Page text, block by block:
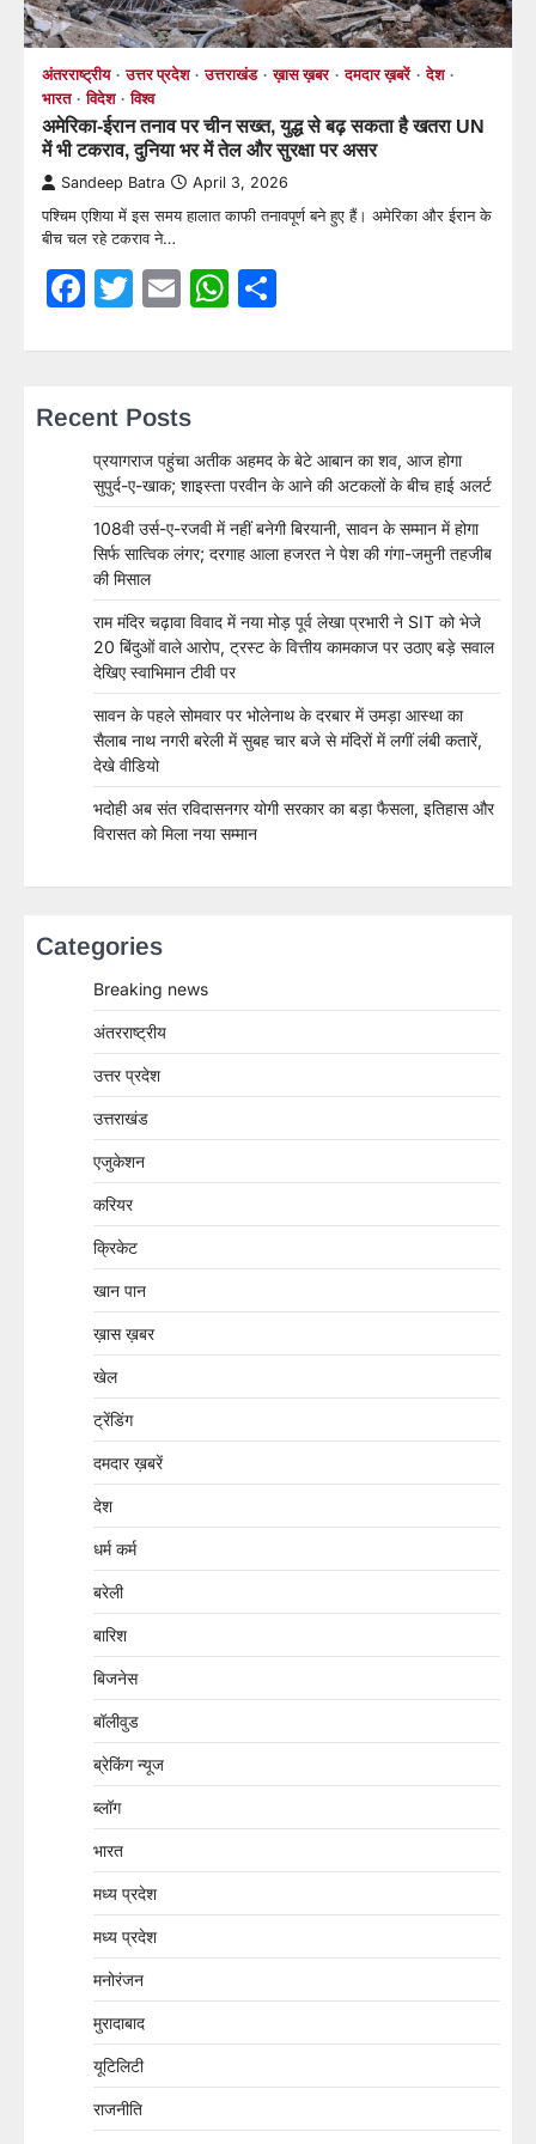
अंतरराष्ट्रीय उत्तर प्रदेश उत्तराखंड ख़ास ख़बर दमदार ख़बरें
देश
भारत
विदेश विश्व
अमेरिका-ईरान तनाव पर चीन सख्त, युद्ध से बढ़ सकता है खतरा UN
में भी टकराव, दुनिया भर में तेल और सुरक्षा पर असर
Sandeep Batra April 3, 2026
पश्चिम एशिया में इस समय हालात काफी तनावपूर्ण बने हुए हैं। अमेरिका और ईरान के
बीच चल रहे टकराव ने…
Facebook
Twitter
EmailWhatsApp
Recent Posts
प्रयागराज पहुंचा अतीक अहमद के बेटे आबान का शव, आज होगा
सुपुर्द-ए-खाक; शाइस्ता परवीन के आने की अटकलों के बीच हाई अलर्ट
108वी उर्स-ए-रजवी में नहीं बनेगी बिरयानी, सावन के सम्मान में होगा
सिर्फ सात्विक लंगर; दरगाह आला हजरत ने पेश की गंगा-जमुनी तहजीब
की मिसाल
राम मंदिर चढ़ावा विवाद में नया मोड़ पूर्व लेखा प्रभारी ने SIT को भेजे
20 बिंदुओं वाले आरोप, ट्रस्ट के वित्तीय कामकाज पर उठाए बड़े सवाल
देखिए स्वाभिमान टीवी पर
सावन के पहले सोमवार पर भोलेनाथ के दरबार में उमड़ा आस्था का
सैलाब नाथ नगरी बरेली में सुबह चार बजे से मंदिरों में लगीं लंबी कतारें,
देखे वीडियो
भदोही अब संत रविदासनगर योगी सरकार का बड़ा फैसला, इतिहास और
विरासत को मिला नया सम्मान
Categories
Breaking news
अंतरराष्ट्रीय
उत्तर प्रदेश
उत्तराखंड
एजुकेशन
करियर
क्रिकेट
खान पान
ख़ास ख़बर
खेल
ट्रेंडिंग
दमदार ख़बरें
देश
धर्म कर्म
बरेली
बारिश
बिजनेस
बॉलीवुड
ब्रेकिंग न्यूज
ब्लॉग
भारत
मध्य प्रदेश
मध्य प्रदेश
मनोरंजन
मुरादाबाद
यूटिलिटी
राजनीति